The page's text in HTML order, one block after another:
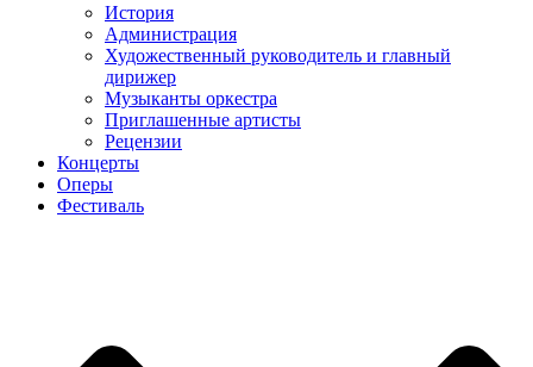
История
Администрация
Художественный руководитель и главный
дирижер
Музыканты оркестра
Приглашенные артисты
Рецензии
Концерты
Оперы
Фестиваль